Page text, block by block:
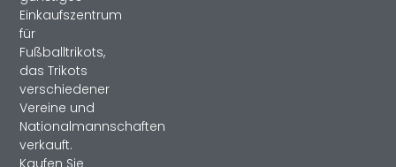
Einkaufszentrum
für
Fußballtrikots,
das Trikots
verschiedener
Vereine und
Nationalmannschaften
verkauft.